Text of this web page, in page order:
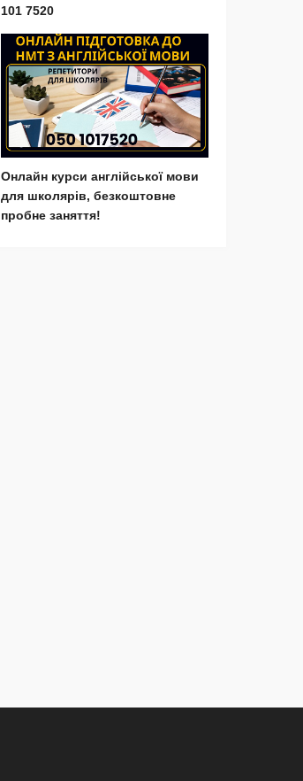
101 7520
Онлайн курси англійської мови
для школярів, безкоштовне
пробне заняття!